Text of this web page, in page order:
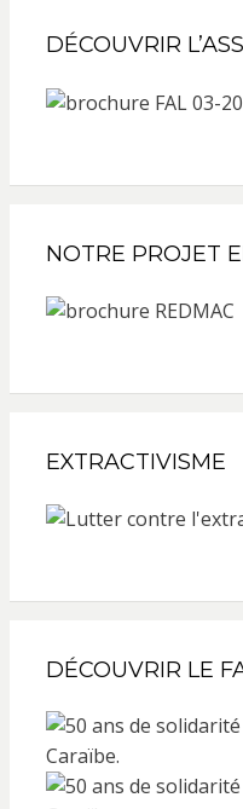
DÉCOUVRIR
NOTRE PROJET
EXTRACTIVISME
DÉCOUVRIR LE